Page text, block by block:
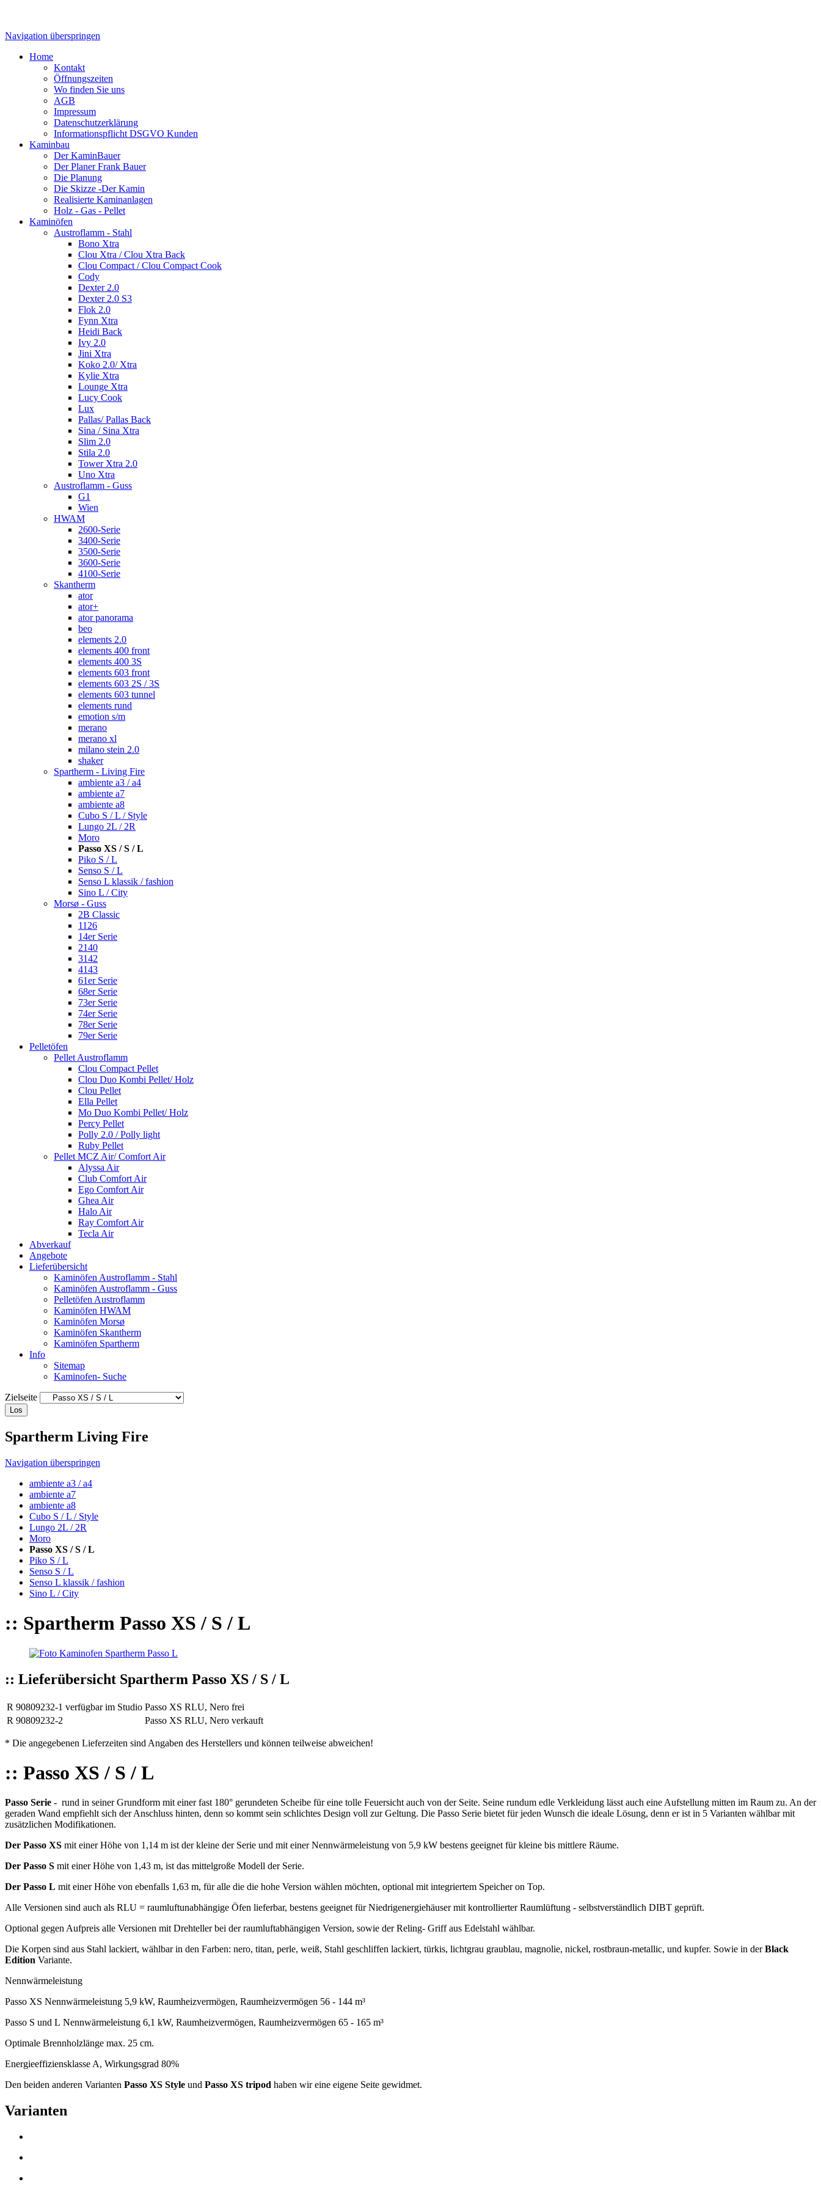
Navigation überspringen
Home
Kontakt
Öffnungszeiten
Wo finden Sie uns
AGB
Impressum
Datenschutzerklärung
Informationspflicht DSGVO Kunden
Kaminbau
Der KaminBauer
Der Planer Frank Bauer
Die Planung
Die Skizze -Der Kamin
Realisierte Kaminanlagen
Holz - Gas - Pellet
Kaminöfen
Austroflamm - Stahl
Bono Xtra
Clou Xtra / Clou Xtra Back
Clou Compact / Clou Compact Cook
Cody
Dexter 2.0
Dexter 2.0 S3
Flok 2.0
Fynn Xtra
Heidi Back
Ivy 2.0
Jini Xtra
Koko 2.0/ Xtra
Kylie Xtra
Lounge Xtra
Lucy Cook
Lux
Pallas/ Pallas Back
Sina / Sina Xtra
Slim 2.0
Stila 2.0
Tower Xtra 2.0
Uno Xtra
Austroflamm - Guss
G1
Wien
HWAM
2600-Serie
3400-Serie
3500-Serie
3600-Serie
4100-Serie
Skantherm
ator
ator+
ator panorama
beo
elements 2.0
elements 400 front
elements 400 3S
elements 603 front
elements 603 2S / 3S
elements 603 tunnel
elements rund
emotion s/m
merano
merano xl
milano stein 2.0
shaker
Spartherm - Living Fire
ambiente a3 / a4
ambiente a7
ambiente a8
Cubo S / L / Style
Lungo 2L / 2R
Moro
Passo XS / S / L
Piko S / L
Senso S / L
Senso L klassik / fashion
Sino L / City
Morsø - Guss
2B Classic
1126
14er Serie
2140
3142
4143
61er Serie
68er Serie
73er Serie
74er Serie
78er Serie
79er Serie
Pelletöfen
Pellet Austroflamm
Clou Compact Pellet
Clou Duo Kombi Pellet/ Holz
Clou Pellet
Ella Pellet
Mo Duo Kombi Pellet/ Holz
Percy Pellet
Polly 2.0 / Polly light
Ruby Pellet
Pellet MCZ Air/ Comfort Air
Alyssa Air
Club Comfort Air
Ego Comfort Air
Ghea Air
Halo Air
Ray Comfort Air
Tecla Air
Abverkauf
Angebote
Lieferübersicht
Kaminöfen Austroflamm - Stahl
Kaminöfen Austroflamm - Guss
Pelletöfen Austroflamm
Kaminöfen HWAM
Kaminöfen Morsø
Kaminöfen Skantherm
Kaminöfen Spartherm
Info
Sitemap
Kaminofen- Suche
Zielseite
Los
Spartherm Living Fire
Navigation überspringen
ambiente a3 / a4
ambiente a7
ambiente a8
Cubo S / L / Style
Lungo 2L / 2R
Moro
Passo XS / S / L
Piko S / L
Senso S / L
Senso L klassik / fashion
Sino L / City
:: Spartherm Passo XS / S / L
:: Lieferübersicht Spartherm Passo XS / S / L
R 90809232-1 verfügbar im Studio Passo XS RLU, Nero frei
R 90809232-2
Passo XS RLU, Nero verkauft
* Die angegebenen Lieferzeiten sind Angaben des Herstellers und können teilweise abweichen!
:: Passo XS / S / L
Passo Serie - rund in seiner Grundform mit einer fast 180° gerundeten Scheibe für eine tolle Feuersicht auch von der Seite. Seine rundum edle Verkleidung lässt auch eine Aufstellung mitten im Raum zu. An der
geraden Wand empfiehlt sich der Anschluss hinten, denn so kommt sein schlichtes Design voll zur Geltung. Die Passo Serie bietet für jeden Wunsch die ideale Lösung, denn er ist in 5 Varianten wählbar mit
zusätzlichen Modifikationen.
Der Passo XS mit einer Höhe von 1,14 m ist der kleine der Serie und mit einer Nennwärmeleistung von 5,9 kW bestens geeignet für kleine bis mittlere Räume.
Der Passo S mit einer Höhe von 1,43 m, ist das mittelgroße Modell der Serie.
Der Passo L mit einer Höhe von ebenfalls 1,63 m, für alle die die hohe Version wählen möchten, optional mit integriertem Speicher on Top.
Alle Versionen sind auch als RLU = raumluftunabhängige Öfen lieferbar, bestens geeignet für Niedrigenergiehäuser mit kontrollierter Raumlüftung - selbstverständlich DIBT geprüft.
Optional gegen Aufpreis alle Versionen mit Drehteller bei der raumluftabhängigen Version, sowie der Reling- Griff aus Edelstahl wählbar.
Die Korpen sind aus Stahl lackiert, wählbar in den Farben: nero, titan, perle, weiß, Stahl geschliffen lackiert, türkis, lichtgrau graublau, magnolie, nickel, rostbraun-metallic, und kupfer. Sowie in derBlack
Edition Variante.
Nennwärmeleistung
Passo XS Nennwärmeleistung 5,9 kW, Raumheizvermögen, Raumheizvermögen 56 - 144 m³
Passo S und L Nennwärmeleistung 6,1 kW, Raumheizvermögen, Raumheizvermögen 65 - 165 m³
Optimale Brennholzlänge max. 25 cm.
Energieeffiziensklasse A, Wirkungsgrad 80%
Den beiden anderen Varianten Passo XS Style und Passo XS tripod haben wir eine eigene Seite gewidmet.
Varianten